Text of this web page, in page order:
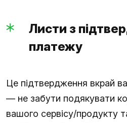
Листи з
платежу
Це підтвердження вкрай
— не забути подякувати
вашого сервісу/продукту